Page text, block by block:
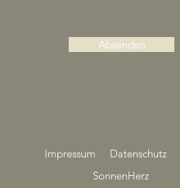
Absenden
Impressum Datenschutz
SonnenHerz